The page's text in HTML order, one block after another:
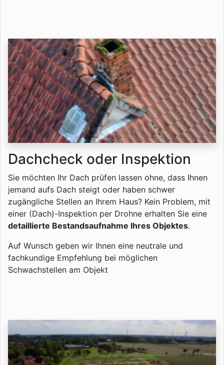
Dachcheck oder Inspektion
Sie möchten Ihr Dach prüfen lassen ohne, dass Ihnen
jemand aufs Dach steigt oder haben schwer
zugängliche Stellen an Ihrem Haus? Kein Problem, mit
einer (Dach)-Inspektion per Drohne erhalten Sie eine
detaillierte Bestandsaufnahme Ihres Objektes.
Auf Wunsch geben wir Ihnen eine neutrale und
fachkundige Empfehlung bei möglichen
Schwachstellen am Objekt